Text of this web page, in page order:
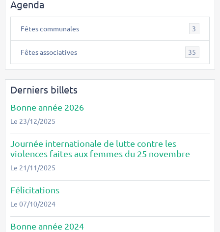
Agenda
Fêtes communales 3
Fêtes associatives 35
Derniers billets
Bonne année 2026
Le 23/12/2025
Journée internationale de lutte contre les
violences faites aux femmes du 25 novembre
Le 21/11/2025
Félicitations
Le 07/10/2024
Bonne année 2024